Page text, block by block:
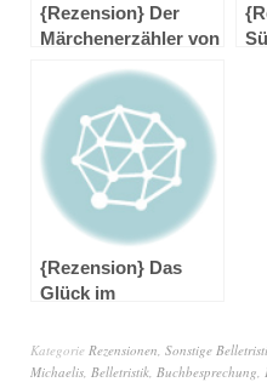
{Rezension} Der
Märchenerzähler von
{Rezension} Das
Glück im
Nancy Salchow
Kategorie Rezensionen Sonstige
Michaelis Belletristik Buchbesprechung